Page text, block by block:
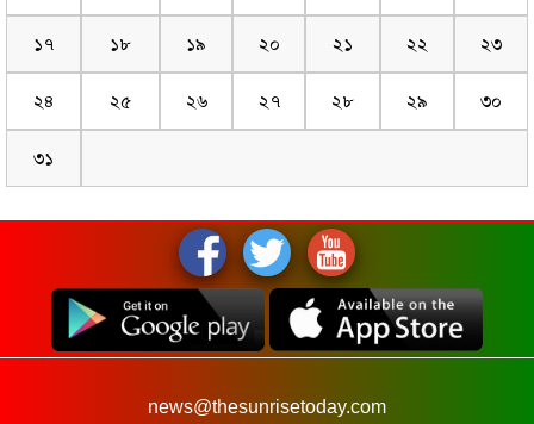
১৭ ১৮ ১৯ ২০ ২১ ২২ ২৩
২৪ ২৫ ২৬ ২৭ ২৮ ২৯ ৩০
৩১
news@thesunrisetoday.com